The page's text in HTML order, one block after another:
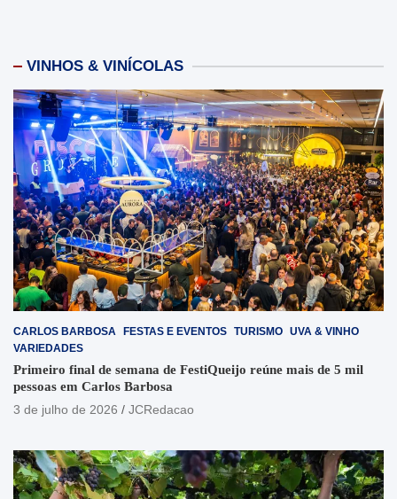
VINHOS & VINÍCOLAS
CARLOS BARBOSA FESTAS E EVENTOS TURISMO UVA & VINHO
VARIEDADES
Primeiro final de semana de FestiQueijo reúne mais de 5 mil
pessoas em Carlos Barbosa
3 de julho de 2026
JCRedacao